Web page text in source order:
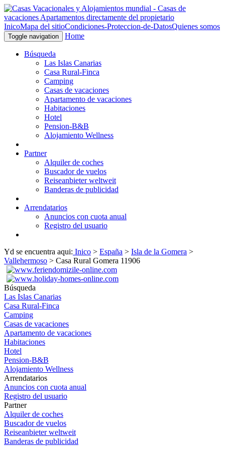
InicoMapa del sitioCondiciones-Proteccion-de-DatosQuienes somos
Toggle navigation Home
Búsqueda
Las Islas Canarias
Casa Rural-Finca
Camping
Casas de vacaciones
Apartamento de vacaciones
Habitaciones
Hotel
Pension-B&B
Alojamiento Wellness
Partner
Alquiler de coches
Buscador de vuelos
Reiseanbieter weltweit
Banderas de publicidad
Arrendatarios
Anuncios con cuota anual
Registro del usuario
Yd se encuentra aqui: Inico > España > Isla de la Gomera >
Vallehermoso > Casa Rural Gomera 11906
Búsqueda
Las Islas Canarias
Casa Rural-Finca
Camping
Casas de vacaciones
Apartamento de vacaciones
Habitaciones
Hotel
Pension-B&B
Alojamiento Wellness
Arrendatarios
Anuncios con cuota anual
Registro del usuario
Partner
Alquiler de coches
Buscador de vuelos
Reiseanbieter weltweit
Banderas de publicidad